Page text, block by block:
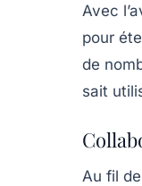
Avec
pour
de
sait
Au fil